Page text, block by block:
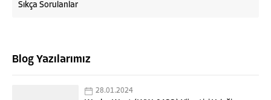
Sıkça Sorulanlar
Blog Yazılarımız
28.01.2024